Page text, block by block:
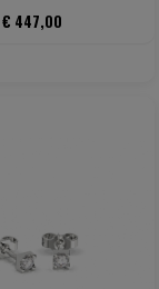
€ 447,00